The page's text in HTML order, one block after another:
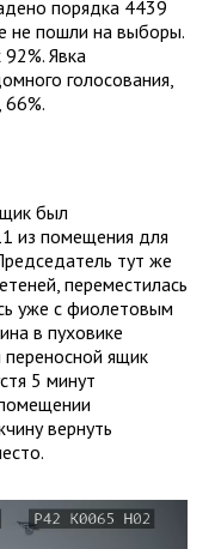
порядка 4439
не пошли на выборы.
Явка
голосования,
66%.
был
из помещения для
тут же
переместилась
уже с фиолетовым
в пуховике
ящик
5 минут
вернуть